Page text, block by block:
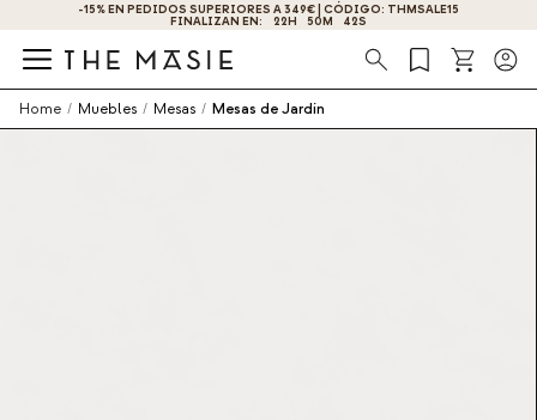
-15% EN PEDIDOS SUPERIORES A 349€ | CÓDIGO: THMSALE15
FINALIZAN EN: 22H 50M 41S
¡OBTÉN UN -10% DE DESCUENTO AL SUSCRIBIRTE
Búsqueda
Home / Muebles / Mesas / Mesas de Jardín